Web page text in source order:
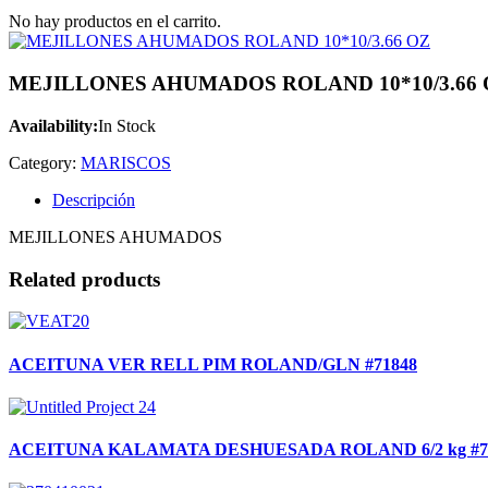
No hay productos en el carrito.
MEJILLONES AHUMADOS ROLAND 10*10/3.66
Availability:In Stock
Category: MARISCOS
Descripción
MEJILLONES AHUMADOS
Related products
ACEITUNA VER RELL PIM ROLAND/GLN #71848
ACEITUNA KALAMATA DESHUESADA ROLAND 6/2 kg